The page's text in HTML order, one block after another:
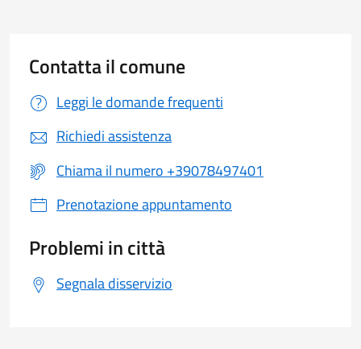
Contatta il comune
Leggi le domande frequenti
Richiedi assistenza
Chiama il numero +39078497401
Prenotazione appuntamento
Problemi in città
Segnala disservizio